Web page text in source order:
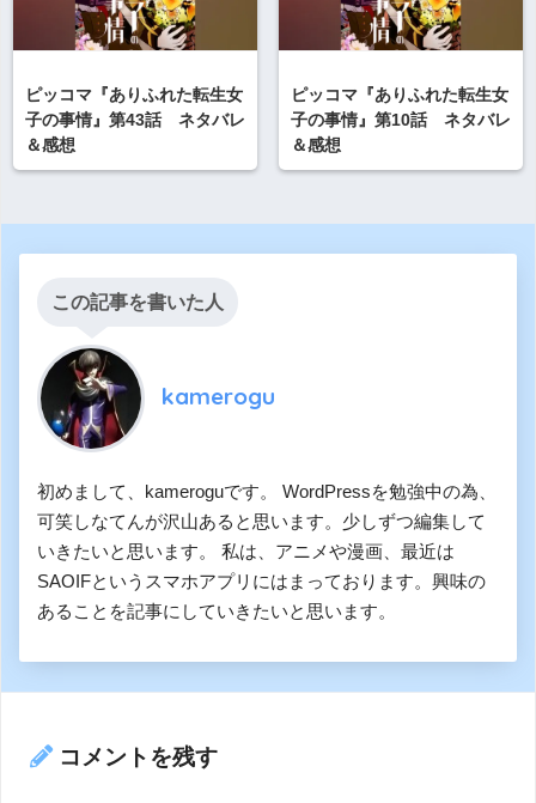
ピッコマ『ありふれた転生女
子の事情』第43話 ネタバレ
＆感想
ピッコマ『ありふれた転生女
子の事情』第10話 ネタバレ
＆感想
この記事を書いた人
kamerogu
初めまして、kameroguです。 WordPressを勉強中の為、
可笑しなてんが沢山あると思います。少しずつ編集して
いきたいと思います。 私は、アニメや漫画、最近は
SAOIFというスマホアプリにはまっております。興味の
あることを記事にしていきたいと思います。
コメントを残す